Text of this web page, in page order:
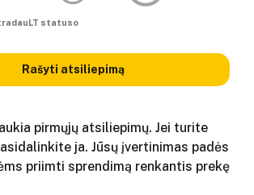
statuso
Rašyti atsiliepimą
pirmųjų atsiliepimų. Jei turite
ja. Jūsų įvertinimas padės
priimti sprendimą renkantis prekę